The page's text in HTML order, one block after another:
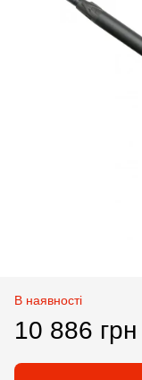
В наявності
10 886 грн